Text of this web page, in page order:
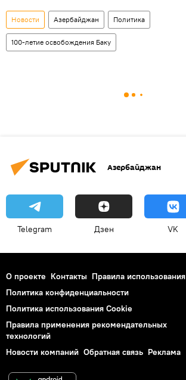
Новости Азербайджан Политика
100-летие освобождения Баку
Азербайджан
Telegram Дзен VK
О проекте Контакты Правила использования
Политика конфиденциальности
Политика использования Cookie
Правила применения рекомендательных
технологий
Новости компаний Обратная связь Реклама